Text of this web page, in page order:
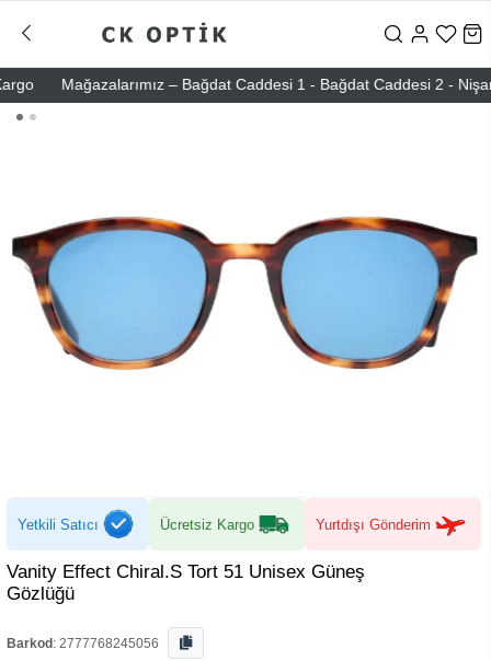
Mağazalarımız – Bağdat Caddesi 1 - Bağdat Caddesi 2 -
Yetkili Satıcı Ücretsiz Kargo Yurtdışı Gönderim
Vanity Effect Chiral.S Tort 51 Unisex Güneş
Gözlüğü
Barkod : 2777768245056